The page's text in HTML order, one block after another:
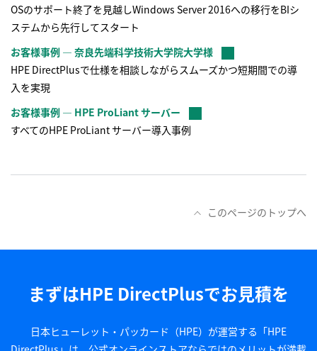
OSのサポート終了を見越しWindows Server 2016への移行をBIシ
ステムから先行してスタート
お客様事例 ― 奈良先端科学技術大学院大学様
HPE DirectPlusで仕様を相談しながらスムーズかつ短期間での導
入を実現
お客様事例 ― HPE ProLiant サーバー
すべてのHPE ProLiant サーバー導入事例
このページのトップへ
まずはHPE DirectPlusでお見積を
日本ヒューレット・パッカード（HPE）が運営する「HPE